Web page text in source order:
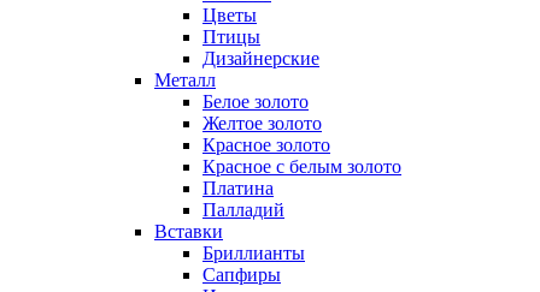
Цветы
Птицы
Дизайнерские
Металл
Белое золото
Желтое золото
Красное золото
Красное с белым золото
Платина
Палладий
Вставки
Бриллианты
Сапфиры